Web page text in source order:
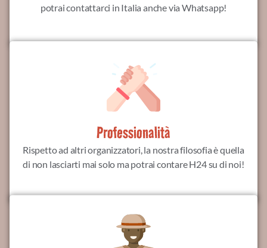
potrai contattarci in Italia anche via Whatsapp!
Professionalità
Rispetto ad altri organizzatori, la nostra filosofia è quella
di non lasciarti mai solo ma potrai contare H24 su di noi!